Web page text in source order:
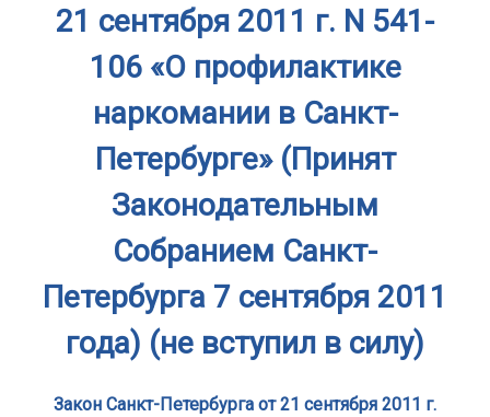
21 сентября 2011 г. N 541-
106 «О профилактике
наркомании в Санкт-
Петербурге» (Принят
Законодательным
Собранием Санкт-
Петербурга 7 сентября 2011
года) (не вступил в силу)
Закон Санкт-Петербурга от 21 сентября 2011 г.